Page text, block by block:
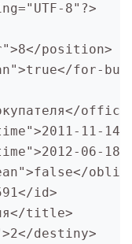
8"?>
position>
for-
11-
06-
id>
title>
destiny>